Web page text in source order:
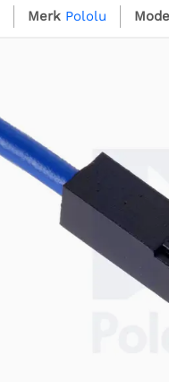
Merk Pololu